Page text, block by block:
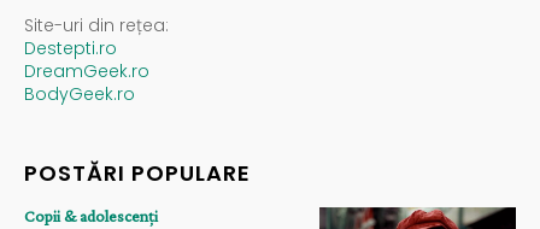
Site-uri din rețea:
Destepti.ro
DreamGeek.ro
BodyGeek.ro
POSTĂRI POPULARE
Copii & adolescenți